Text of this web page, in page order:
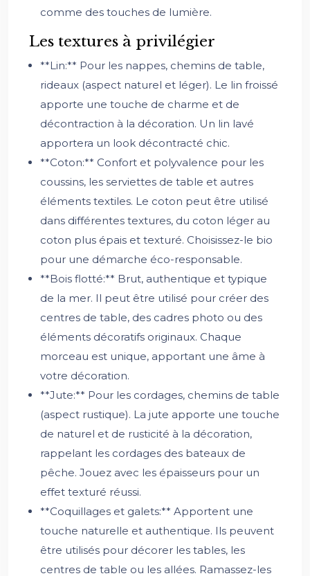
comme des touches de lumière.
Les textures à privilégier
**Lin:** Pour les nappes, chemins de table,
rideaux (aspect naturel et léger). Le lin froissé
apporte une touche de charme et de
décontraction à la décoration. Un lin lavé
apportera un look décontracté chic.
**Coton:** Confort et polyvalence pour les
coussins, les serviettes de table et autres
éléments textiles. Le coton peut être utilisé
dans différentes textures, du coton léger au
coton plus épais et texturé. Choisissez-le bio
pour une démarche éco-responsable.
**Bois flotté:** Brut, authentique et typique
de la mer. Il peut être utilisé pour créer des
centres de table, des cadres photo ou des
éléments décoratifs originaux. Chaque
morceau est unique, apportant une âme à
votre décoration.
**Jute:** Pour les cordages, chemins de table
(aspect rustique). La jute apporte une touche
de naturel et de rusticité à la décoration,
rappelant les cordages des bateaux de
pêche. Jouez avec les épaisseurs pour un
effet texturé réussi.
**Coquillages et galets:** Apportent une
touche naturelle et authentique. Ils peuvent
être utilisés pour décorer les tables, les
centres de table ou les allées. Ramassez-les